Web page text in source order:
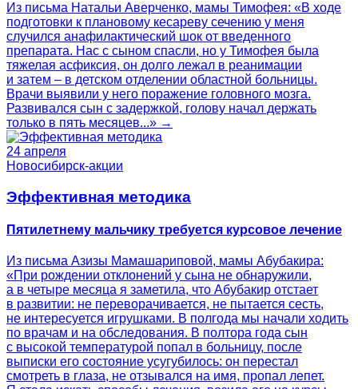
Из письма Натальи Аверченко, мамы Тимофея: «В ходе
подготовки к плановому кесареву сечению у меня
случился анафилактический шок от введенного
препарата. Нас с сыном спасли, но у Тимофея была
тяжелая асфиксия, он долго лежал в реанимации
и затем – в детском отделении областной больницы.
Врачи выявили у него поражение головного мозга.
Развивался сын с задержкой, голову начал держать
только в пять месяцев...» →
24 апреля
Новосибирск-акции
Эффективная методика
Пятилетнему мальчику требуется курсовое лечение
Из письма Азизы Мамашариповой, мамы Абубакира:
«При рождении отклонений у сына не обнаружили,
а в четыре месяца я заметила, что Абубакир отстает
в развитии: не переворачивается, не пытается сесть,
не интересуется игрушками. В полгода мы начали ходить
по врачам и на обследования. В полтора года сын
с высокой температурой попал в больницу, после
выписки его состояние усугубилось: он перестал
смотреть в глаза, не отзывался на имя, пропал лепет.